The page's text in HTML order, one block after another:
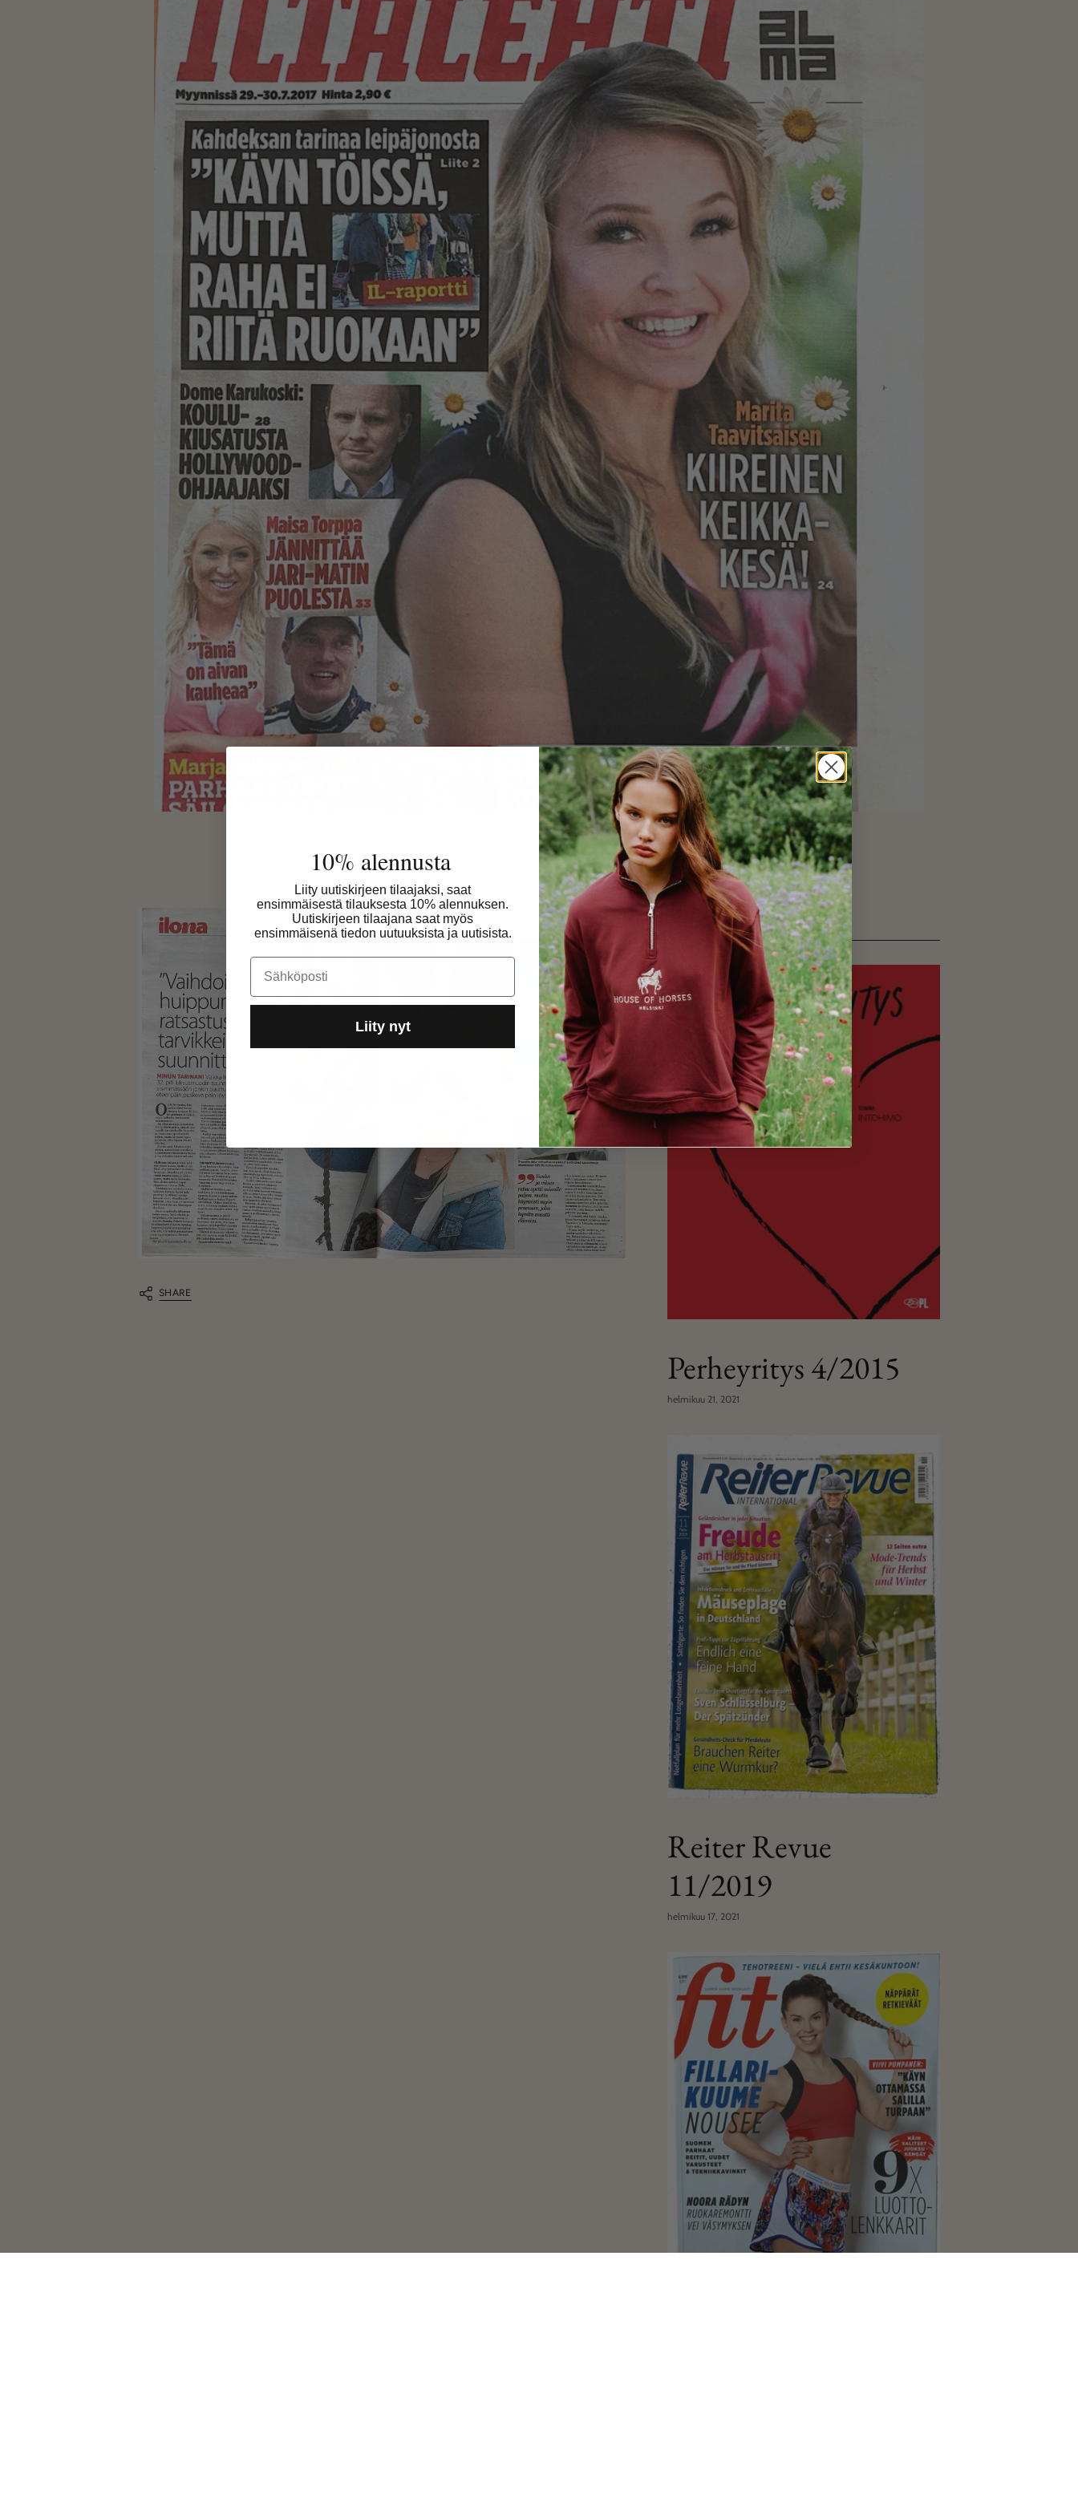
SHARE
Recent articles
Perheyritys 4/2015
helmikuu 21, 2021
Reiter Revue
11/2019
helmikuu 17, 2021
10% alennusta
Liity uutiskirjeen tilaajaksi, saat
ensimmäisestä tilauksesta 10% alennuksen.
Uutiskirjeen tilaajana saat myös
ensimmäisenä tiedon uutuuksista ja uutisista.
Email
Liity nyt